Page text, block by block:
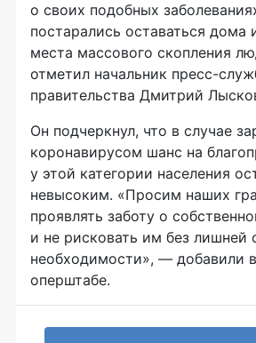
о своих подобных
постарались оставаться дома
места массового скопления
отметил начальник пресс-
правительства Дмитрий
Он подчеркнул, что в случае
коронавирусом шанс на
у этой категории населения
невысоким. «Просим наших
проявлять заботу о
и не рисковать им без лишней
необходимости», — добавили
оперштабе.